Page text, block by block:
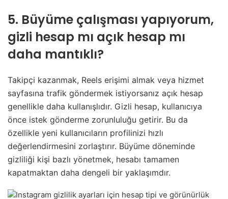
5. Büyüme çalışması yapıyorum,
gizli hesap mı açık hesap mı
daha mantıklı?
Takipçi kazanmak, Reels erişimi almak veya hizmet
sayfasına trafik göndermek istiyorsanız açık hesap
genellikle daha kullanışlıdır. Gizli hesap, kullanıcıya
önce istek gönderme zorunluluğu getirir. Bu da
özellikle yeni kullanıcıların profilinizi hızlı
değerlendirmesini zorlaştırır. Büyüme döneminde
gizliliği kişi bazlı yönetmek, hesabı tamamen
kapatmaktan daha dengeli bir yaklaşımdır.